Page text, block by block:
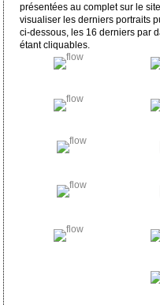
présentées au complet sur le site
visualiser les derniers portraits
ci-dessous, les 16 derniers par
étant cliquables.